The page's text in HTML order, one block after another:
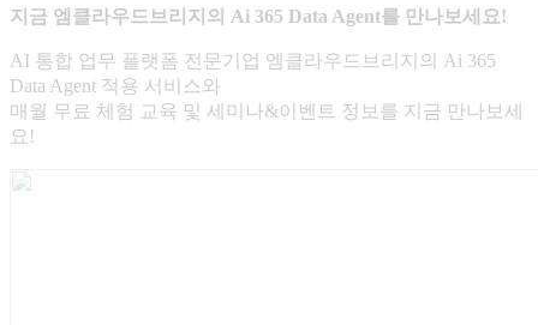
지금 엠클라우드브리지의 Ai 365 Data Agent를 만나보세요!
AI 통합 업무 플랫폼 전문기업 엠클라우드브리지의 Ai 365
Data Agent 적용 서비스와
매월 무료 체험 교육 및 세미나&이벤트 정보를 지금 만나보세
요!